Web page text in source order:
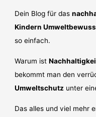
Dein Blog für das
Kindern
so einfach.
Warum ist
bekommt man den
Umweltschutz unter
Das alles und viel mehr